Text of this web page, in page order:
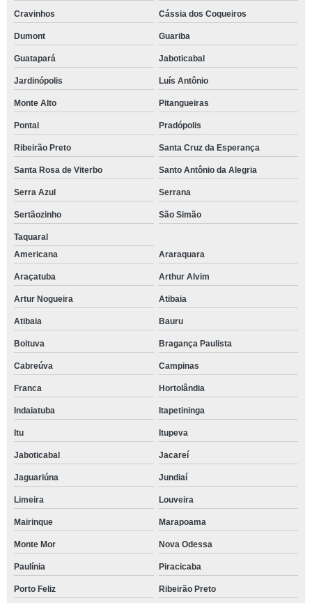
Cravinhos Cássia dos Coqueiros
Dumont Guariba
Guatapará Jaboticabal
Jardinópolis Luís Antônio
Monte Alto Pitangueiras
Pontal Pradópolis
Ribeirão Preto Santa Cruz da Esperança
Santa Rosa de Viterbo Santo Antônio da Alegria
Serra Azul Serrana
Sertãozinho São Simão
Taquaral
Americana
Araraquara
Araçatuba Arthur Alvim
Artur Nogueira Atibaia
Atibaia Bauru
Boituva Bragança Paulista
Cabreúva Campinas
Franca Hortolândia
Indaiatuba Itapetininga
Itu Itupeva
Jaboticabal Jacareí
Jaguariúna Jundiaí
Limeira Louveira
Mairinque Marapoama
Monte Mor Nova Odessa
Paulínia Piracicaba
Porto Feliz Ribeirão Preto